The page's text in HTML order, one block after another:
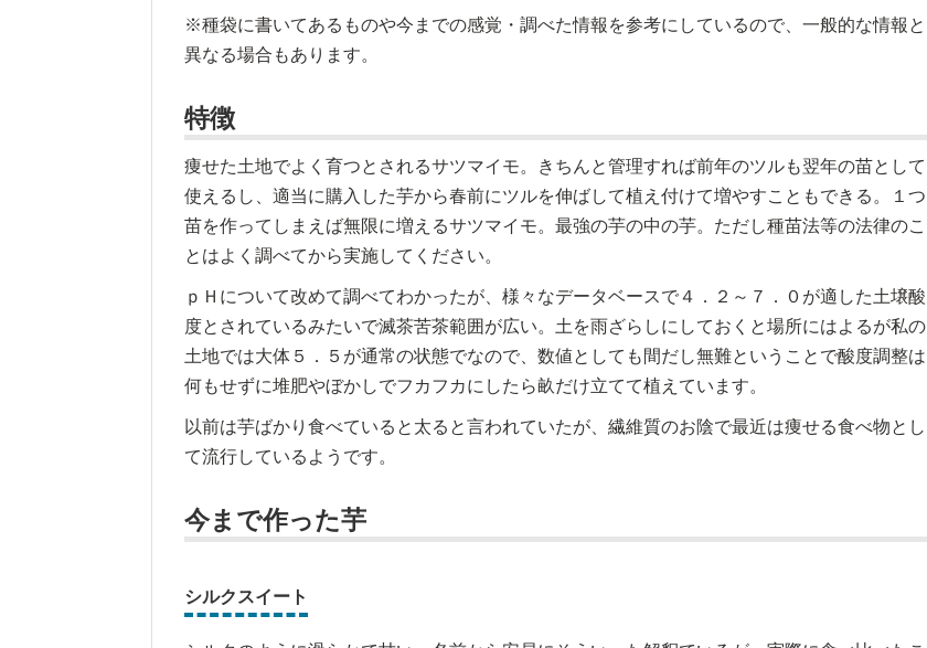
※種袋に書いてあるものや今までの感覚・調べた情報を参考にしているので、一般的な情報と
異なる場合もあります。
特徴
痩せた土地でよく育つとされるサツマイモ。きちんと管理すれば前年のツルも翌年の苗として
使えるし、適当に購入した芋から春前にツルを伸ばして植え付けて増やすこともできる。１つ
苗を作ってしまえば無限に増えるサツマイモ。最強の芋の中の芋。ただし種苗法等の法律のこ
とはよく調べてから実施してください。
ｐＨについて改めて調べてわかったが、様々なデータベースで４．２～７．０が適した土壌酸
度とされているみたいで滅茶苦茶範囲が広い。土を雨ざらしにしておくと場所にはよるが私の
土地では大体５．５が通常の状態でなので、数値としても間だし無難ということで酸度調整は
何もせずに堆肥やぼかしでフカフカにしたら畝だけ立てて植えています。
以前は芋ばかり食べていると太ると言われていたが、繊維質のお陰で最近は痩せる食べ物とし
て流行しているようです。
今まで作った芋
シルクスイート